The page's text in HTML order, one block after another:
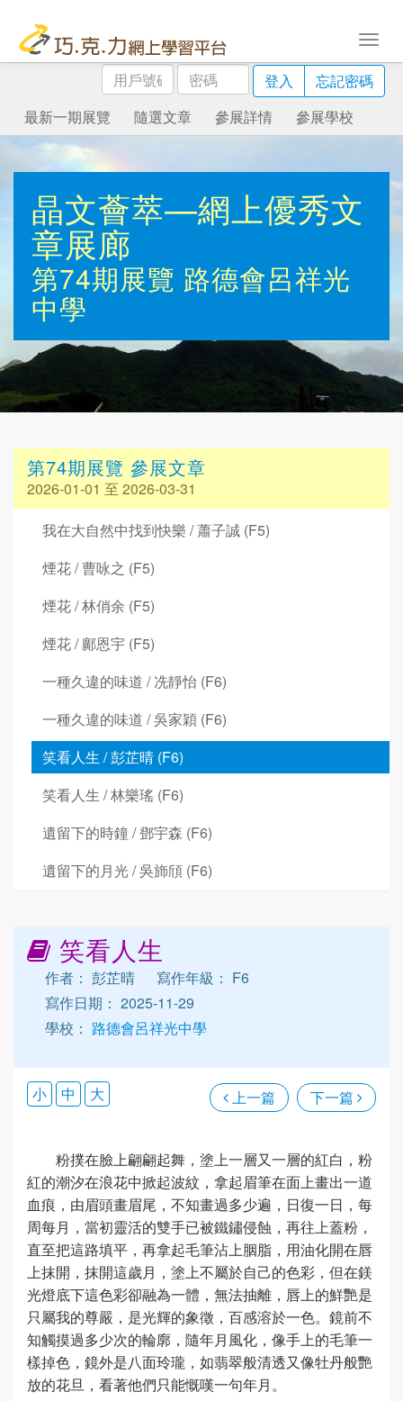
用
戶
號
碼
密
碼
登入
忘記密碼
最新一期展覽
隨選文章 參展詳情 參展學校
晶文薈萃—網上優秀文
章展廊
第74期展覽 路德會呂祥光
中學
第74期展覽 參展文章
2026-01-01 至 2026-03-31
我在大自然中找到快樂 / 蕭子誠 (F5)
煙花 / 曹咏之 (F5)
煙花 / 林俏余 (F5)
煙花 / 鄺恩宇 (F5)
一種久違的味道 / 冼靜怡 (F6)
一種久違的味道 / 吳家穎 (F6)
笑看人生 / 彭芷晴 (F6)
笑看人生 / 林樂瑤 (F6)
遺留下的時鐘 / 鄧宇森 (F6)
遺留下的月光 / 吳斾頎 (F6)
笑看人生
作者： 彭芷晴
寫作年級： F6
寫作日期： 2025-11-29
學校： 路德會呂祥光中學
上一篇 下一篇
小 中 大
粉撲在臉上翩翩起舞，塗上一層又一層的紅白，粉
紅的潮汐在浪花中掀起波紋，拿起眉筆在面上畫出一道
血痕，由眉頭畫眉尾，不知畫過多少遍，日復一日，每
周每月，當初靈活的雙手已被鐵鏽侵蝕，再往上蓋粉，
直至把這路填平，再拿起毛筆沾上胭脂，用油化開在唇
上抹開，抹開這歲月，塗上不屬於自己的色彩，但在鎂
光燈底下這色彩卻融為一體，無法抽離，唇上的鮮艷是
只屬我的尊嚴，是光輝的象徵，百感溶於一色。鏡前不
知觸摸過多少次的輪廓，隨年月風化，像手上的毛筆一
樣掉色，鏡外是八面玲瓏，如翡翠般清透又像牡丹般艷
放的花旦，看著他們只能慨嘆一句年月。